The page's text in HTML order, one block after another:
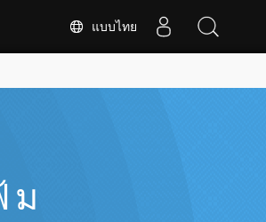
แบบไทย
ม